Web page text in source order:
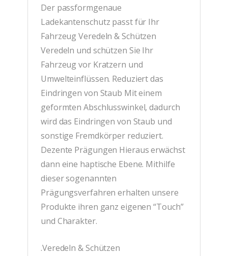
Der passformgenaue
Ladekantenschutz passt für Ihr
Fahrzeug Veredeln & Schützen
Veredeln und schützen Sie Ihr
Fahrzeug vor Kratzern und
Umwelteinflüssen. Reduziert das
Eindringen von Staub Mit einem
geformten Abschlusswinkel, dadurch
wird das Eindringen von Staub und
sonstige Fremdkörper reduziert.
Dezente Prägungen Hieraus erwächst
dann eine haptische Ebene. Mithilfe
dieser sogenannten
Prägungsverfahren erhalten unsere
Produkte ihren ganz eigenen “Touch”
und Charakter.
.Veredeln & Schützen